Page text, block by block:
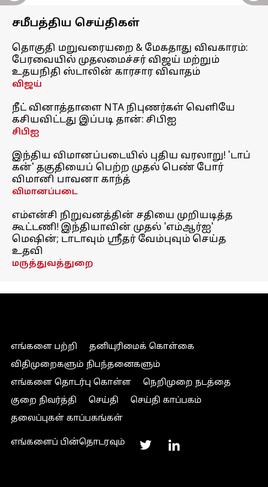
சமீபத்திய செய்திகள்
தொகுதி மறுவரையறை & மேகதாது விவகாரம்:
பேரவையில் முதலமைச்சர் விஜய் மற்றும்
உதயநிதி ஸ்டாலின் காரசார விவாதம்
விஜய்
நீட் வினாத்தாளை NTA நிபுணர்கள் வெளியே
கசியவிட்டது இப்படி தான்: சிபிஐ
சிபிஐ
இந்திய விமானப்படையில் புதிய வரலாறு! 'டாப்
கன்' தகுதியைப் பெற்ற முதல் பெண் போர்
விமானி பாவனா காந்த்
விமானப்படை
எம்என்சி நிறுவனத்தின் சதியை முறியடித்த
கூட்டணி! இந்தியாவின் முதல் 'எம்ஆர்ஐ'
மெஷின்; டாடாவும் ஸ்ரீதர் வேம்புவும் செய்த
உதவி
மருத்துவத்துறை
எங்களை பற்றி
தனியுரிமைக் கொள்கை
விதிமுறைகளும் நிபந்தனைகளும்
எங்களை தொடர்பு கொள்ள
நெறிமுறை நடத்தை
குறை நிவர்த்தி
செய்தி
செய்தி காப்பகம்
தலைப்புகள் காப்பகங்கள்
எங்களைப் பின்தொடரவும்